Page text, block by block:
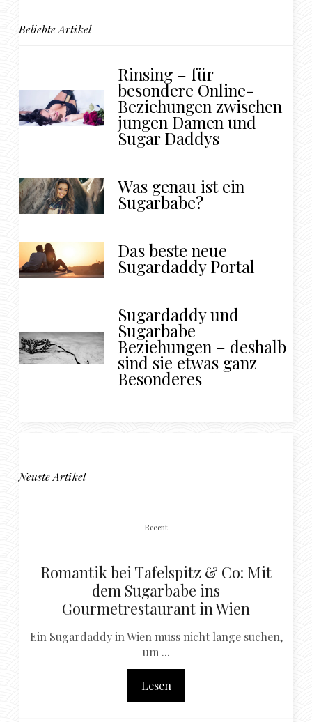
Beliebte Artikel
Rinsing – für
besondere Online-
Beziehungen zwischen
jungen Damen und
Sugar Daddys
Was genau ist ein
Sugarbabe?
Das beste neue
Sugardaddy Portal
Sugardaddy und
Sugarbabe
Beziehungen – deshalb
sind sie etwas ganz
Besonderes
Neuste Artikel
Recent
Romantik bei Tafelspitz & Co: Mit
dem Sugarbabe ins
Gourmetrestaurant in Wien
Ein Sugardaddy in Wien muss nicht lange suchen,
um ...
Lesen